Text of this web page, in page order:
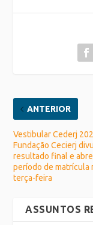
ANTERIOR
Vestibular Cederj
Fundação Cecierj
resultado final e abre
período de matrícula
terça-feira
ASSUNTOS